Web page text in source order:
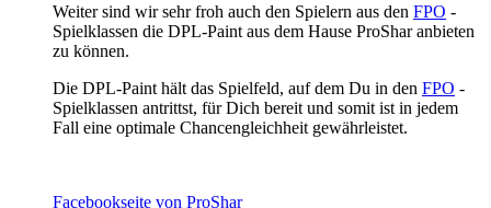
Weiter sind wir sehr froh auch den Spielern aus den FPO -
Spielklassen die DPL-Paint aus dem Hause ProShar anbieten
zu können.
Die DPL-Paint hält das Spielfeld, auf dem Du in den FPO -
Spielklassen antrittst, für Dich bereit und somit ist in jedem
Fall eine optimale Chancengleichheit gewährleistet.
Facebookseite von ProShar